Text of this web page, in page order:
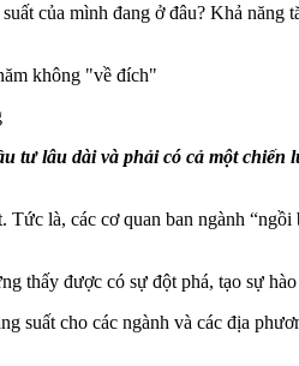
của mình đang ở đâu? Khả
không "về đích"
tư lâu dài và phải có cả một
là, các cơ quan ban ngành
thấy được có sự đột phá, tạo sự
suất cho các ngành và các địa